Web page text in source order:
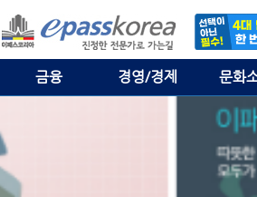
금융 경영/경제 문화